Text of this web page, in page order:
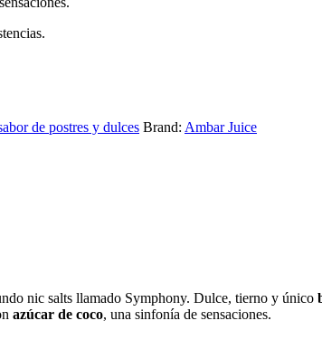
de postres y dulces Brand: Ambar Juice
nic salts llamado Symphony. Dulce, tierno y único
azúcar de coco, una sinfonía de sensaciones.